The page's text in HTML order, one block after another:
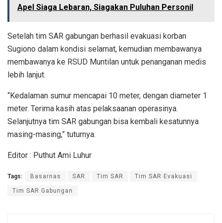
Apel Siaga Lebaran, Siagakan Puluhan Personil
Setelah tim SAR gabungan berhasil evakuasi korban
Sugiono dalam kondisi selamat, kemudian membawanya
membawanya ke RSUD Muntilan untuk penanganan medis
lebih lanjut.
“Kedalaman sumur mencapai 10 meter, dengan diameter 1
meter. Terima kasih atas pelaksaanan operasinya.
Selanjutnya tim SAR gabungan bisa kembali kesatunnya
masing-masing,” tuturnya.
Editor : Puthut Ami Luhur
Tags: Basarnas SAR Tim SAR Tim SAR Evakuasi
Tim SAR Gabungan